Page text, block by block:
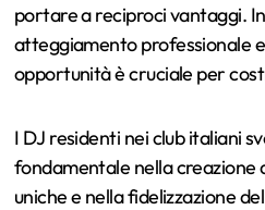
portare a reciproci vantaggi.
atteggiamento professionale
opportunità è cruciale per
I DJ residenti nei club italiani
fondamentale nella creazione
uniche e nella fidelizzazione